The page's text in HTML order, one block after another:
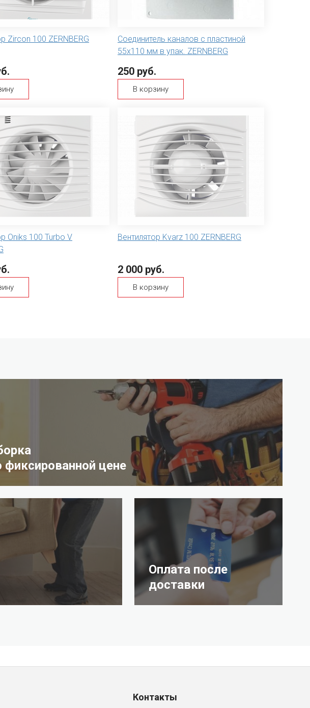
Zircon 100 ZERNBERG
Соединитель каналов с пластиной
55х110 мм в упак. ZERNBERG
250 руб.
В корзину
Oniks 100 Turbo V
Вентилятор Kvarz 100 ZERNBERG
2 000 руб.
В корзину
Оплата после
доставки
фиксированной цене
Контакты